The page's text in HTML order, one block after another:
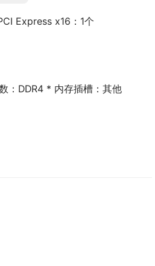
Express x16：1个
：DDR4 * 内存插槽：其他